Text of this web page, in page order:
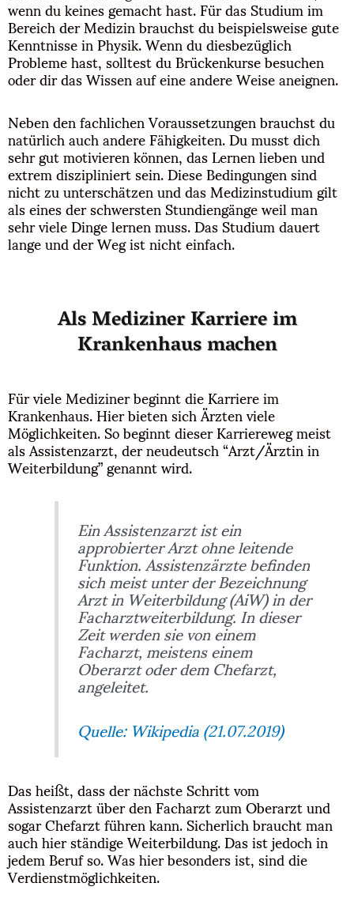
wenn du keines gemacht hast. Für das Studium im
Bereich der Medizin brauchst du beispielsweise gute
Kenntnisse in Physik. Wenn du diesbezüglich
Probleme hast, solltest du Brückenkurse besuchen
oder dir das Wissen auf eine andere Weise aneignen.
Neben den fachlichen Voraussetzungen brauchst du
natürlich auch andere Fähigkeiten. Du musst dich
sehr gut motivieren können, das Lernen lieben und
extrem diszipliniert sein. Diese Bedingungen sind
nicht zu unterschätzen und das Medizinstudium gilt
als eines der schwersten Stundiengänge weil man
sehr viele Dinge lernen muss. Das Studium dauert
lange und der Weg ist nicht einfach.
Als Mediziner Karriere im
Krankenhaus machen
Für viele Mediziner beginnt die Karriere im
Krankenhaus. Hier bieten sich Ärzten viele
Möglichkeiten. So beginnt dieser Karriereweg meist
als Assistenzarzt, der neudeutsch “Arzt/Ärztin in
Weiterbildung” genannt wird.
Ein Assistenzarzt ist ein
approbierter Arzt ohne leitende
Funktion. Assistenzärzte befinden
sich meist unter der Bezeichnung
Arzt in Weiterbildung (AiW) in der
Facharztweiterbildung. In dieser
Zeit werden sie von einem
Facharzt, meistens einem
Oberarzt oder dem Chefarzt,
angeleitet.
Quelle: Wikipedia (21.07.2019)
Das heißt, dass der nächste Schritt vom
Assistenzarzt über den Facharzt zum Oberarzt und
sogar Chefarzt führen kann. Sicherlich braucht man
auch hier ständige Weiterbildung. Das ist jedoch in
jedem Beruf so. Was hier besonders ist, sind die
Verdienstmöglichkeiten.